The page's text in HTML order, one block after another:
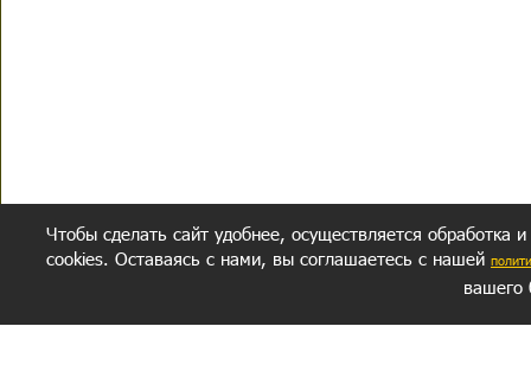
Чтобы сделать сайт удобнее, осуществляется обработка
cookies. Оставаясь с нами, вы соглашаетесь с нашей
вашего